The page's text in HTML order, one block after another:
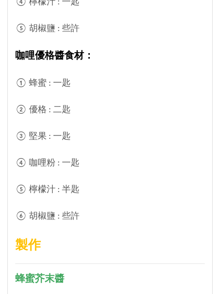
④ 檸檬汁 : 一匙
⑤ 胡椒鹽 : 些許
咖哩優格醬食材：
① 蜂蜜 : 一匙
② 優格 : 二匙
③ 堅果 : 一匙
④ 咖哩粉 : 一匙
⑤ 檸檬汁 : 半匙
⑥ 胡椒鹽 : 些許
製作
蜂蜜芥末醬